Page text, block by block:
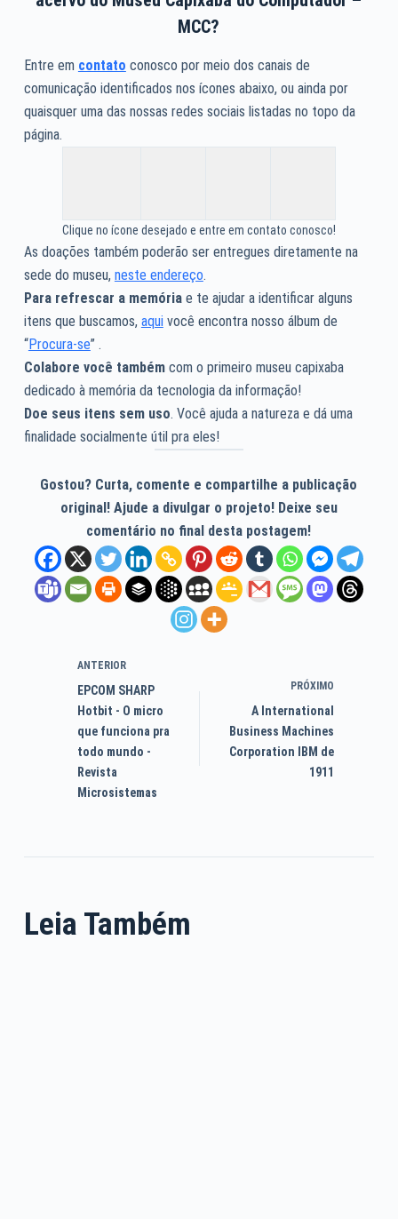
MCC?
Entre em contato conosco por meio dos canais de
comunicação identificados nos ícones abaixo, ou ainda por
quaisquer uma das nossas redes sociais listadas no topo da
página.
Clique no ícone desejado e entre em contato conosco!
As doações também poderão ser entregues diretamente na
sede do museu, neste endereço.
Para refrescar a memóriae te ajudar a identificar alguns
itens que buscamos, aquivocê encontra nosso álbum de
“Procura-se” .
Colabore você tambémcom o primeiro museu capixaba
dedicado à memória da tecnologia da informação!
Doe seus itens sem uso. Você ajuda a natureza e dá uma
finalidade socialmente útil pra eles!
Gostou? Curta, comente e compartilhe a publicação
original! Ajude a divulgar o projeto! Deixe seu
comentário no final desta postagem!
ANTERIOR
EPCOM SHARP
Hotbit - O micro
que funciona pra
todo mundo -
Revista
Microsistemas
PRÓXIMO
A International
Business Machines
Corporation IBM de
1911
Leia Também